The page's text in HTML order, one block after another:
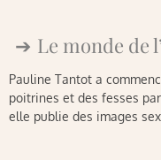
Le monde de
Pauline Tantot a
poitrines et des fesses
elle publie des images